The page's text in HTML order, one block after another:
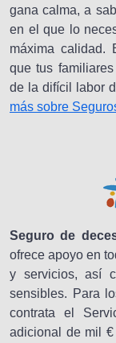
gana calma, a
en el que lo
máxima calidad.
que tus
de la difícil labor
más sobre
Seguro de
ofrece apoyo en
y servicios, así
sensibles. Para
contrata el
adicional de mil